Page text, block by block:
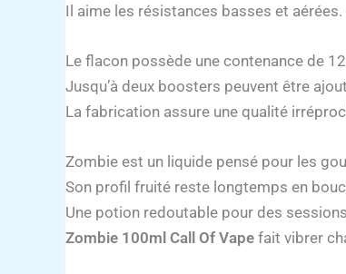
Il aime les résistances basses et aérées.
Le flacon possède une contenance de
Jusqu’à deux boosters peuvent être
La fabrication assure une qualité
Zombie est un liquide pensé pour les
Son profil fruité reste longtemps en
Une potion redoutable pour des
Zombie 100ml Call Of Vape fait vibrer